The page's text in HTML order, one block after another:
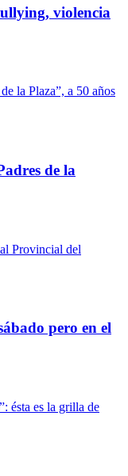
violencia
de la
pero en el